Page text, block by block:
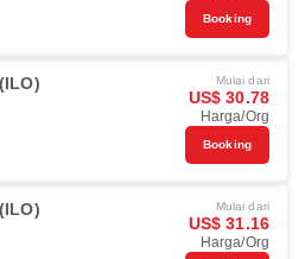
Booking
Mulai dari
US$ 30.78
Harga/Org
Booking
Mulai dari
US$ 31.16
Harga/Org